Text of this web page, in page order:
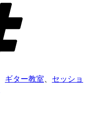
ギター教室
セッショ